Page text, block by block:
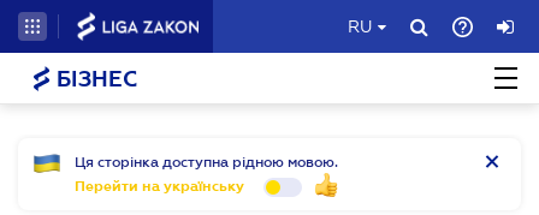
RU
БІЗНЕС
Ця сторінка доступна рідною мовою.
Перейти на українську